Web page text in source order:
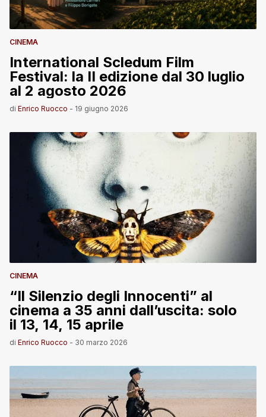
CINEMA
International Scledum Film
Festival: la II edizione dal 30 luglio
al 2 agosto 2026
di Enrico Ruocco - 19 giugno 2026
CINEMA
“Il Silenzio degli Innocenti” al
cinema a 35 anni dall’uscita: solo
il 13, 14, 15 aprile
di Enrico Ruocco - 30 marzo 2026